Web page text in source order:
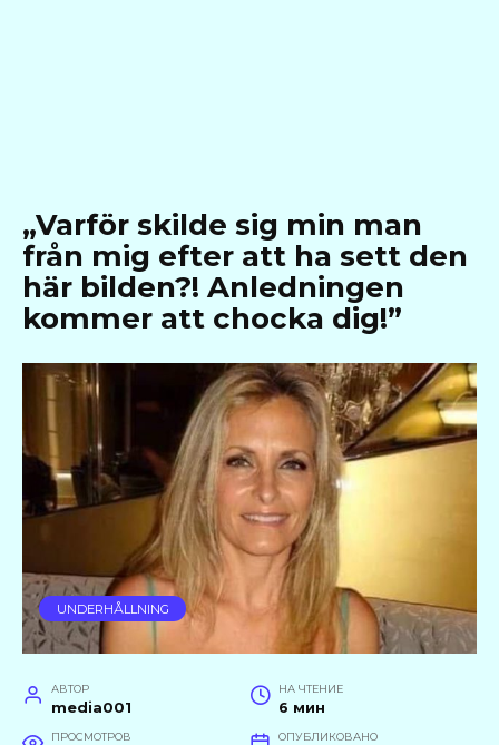
„Varför skilde sig min man
från mig efter att ha sett den
här bilden?! Anledningen
kommer att chocka dig!”
UNDERHÅLLNING
АВТОР
media001
НА ЧТЕНИЕ
6 мин
ПРОСМОТРОВ ОПУБЛИКОВАНО